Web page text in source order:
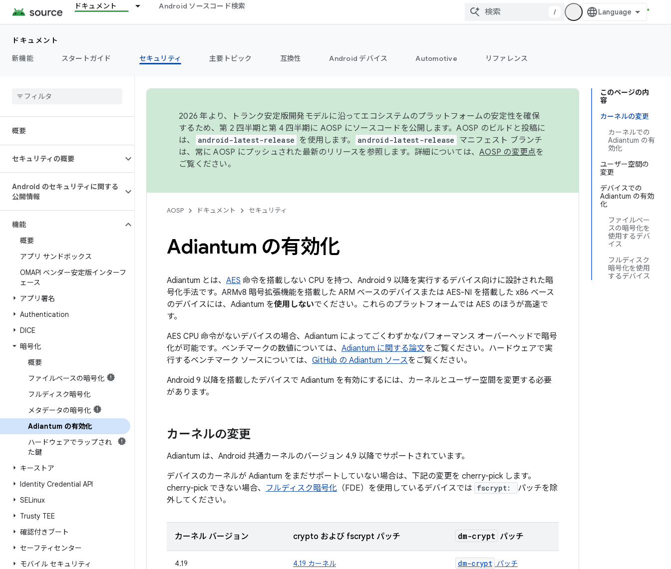
ドキュメント Android ソースコード検索
/
ドキュメント
新機能
スタートガイド セキュリティ 主要トピック 互換性 Android デバイス Automotive リファレンス
概要
セキュリティの概要
Android のセキュリティに関する
公開情報
機能
概要
アプリ サンドボックス
OMAPI ベンダー安定版インターフ
ェース
アプリ署名
Authentication
DICE
暗号化
概要
ファイルベースの暗号化
フルディスク暗号化
メタデータの暗号化
Adiantum の有効化
ハードウェアでラップされ
た鍵
キーストア
Identity Credential API
SELinux
Trusty TEE
確認付きブート
セーフティセンター
モバイル セキュリティ
このページの内
容
カーネルの変更
カーネルでの
Adiantum の有
効化
ユーザー空間の
変更
デバイスでの
Adiantum の有効
化
ファイルベー
スの暗号化を
使用するデバ
イス
フルディスク
暗号化を使用
するデバイス
2026 年より、トランク安定版開発モデルに沿ってエコシステムのプラットフォームの安定性を確保
するため、第 2 四半期と第 4 四半期に AOSP にソースコードを公開します。AOSP のビルドと投稿に
は、
android-latest-release を使用します。 android-latest-release
マニフェスト ブランチ
は、常に AOSP にプッシュされた最新のリリースを参照します。詳細については、 AOSP の変更点を
ご覧ください。
AOSP ドキュメント セキュリティ
Adiantum の有効化
Adiantum とは、 AES 命令を搭載しない CPU を持つ、Android 9 以降を実行するデバイス向けに設計された暗
号化手法です。ARMv8 暗号拡張機能を搭載した ARM ベースのデバイスまたは AES-NI を搭載した x86 ベース
のデバイスには、Adiantum を使用しないでください。これらのプラットフォームでは AES のほうが高速で
す。
AES CPU 命令がないデバイスの場合、Adiantum によってごくわずかなパフォーマンス オーバーヘッドで暗号
化が可能です。ベンチマークの数値については、 Adiantum に関する論文をご覧ください。ハードウェアで実
行するベンチマーク ソースについては、 GitHub の Adiantum ソースをご覧ください。
Android 9 以降を搭載したデバイスで Adiantum を有効にするには、カーネルとユーザー空間を変更する必要
があります。
カーネルの変更
Adiantum は、Android 共通カーネルのバージョン 4.9 以降でサポートされています。
デバイスのカーネルが Adiantum をまだサポートしていない場合は、下記の変更を cherry-pick します。
cherry-pick できない場合、 フルディスク暗号化 （FDE）を使用しているデバイスでは fscrypt:
パッチを除
外してください。
カーネル バージョン crypto および fscrypt パッチ dm-crypt パッチ
4.19 4.19 カーネル dm-crypt パッチ